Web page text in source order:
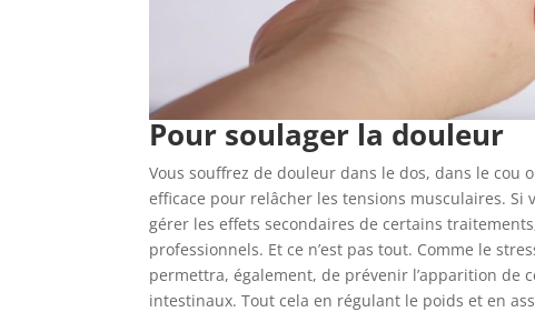
Pour soulager la douleur
Vous souffrez de douleur dans le dos, dans le cou
efficace pour relâcher les tensions musculaires. Si
gérer les effets secondaires de certains
professionnels. Et ce n’est pas tout. Comme le
permettra, également, de prévenir l’apparition de
intestinaux. Tout cela en régulant le poids et en